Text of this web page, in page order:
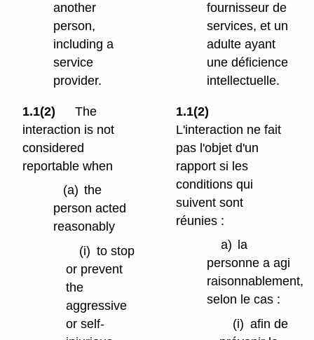
another
person,
including a
service
provider.
fournisseur de
services, et un
adulte ayant
une déficience
intellectuelle.
1.1(2)
The
interaction is not
considered
reportable when
(a) the
person acted
reasonably
(i) to stop
or prevent
the
aggressive
or self-
1.1(2)
L'interaction ne fait
pas l'objet d'un
rapport si les
conditions qui
suivent sont
réunies :
a)
la
personne a agi
raisonnablement,
selon le cas :
(i) afin de